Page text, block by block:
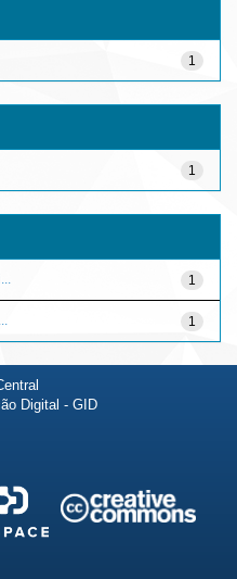
1
1
1
1
Digital - GID